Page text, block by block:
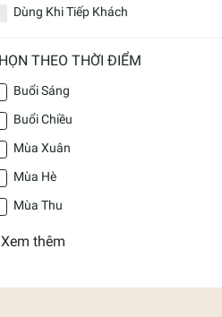
Dùng Khi Tiếp Khách
THEO THỜI ĐIỂM
Buổi Sáng
Buổi Chiều
Mùa Xuân
Mùa Hè
Mùa Thu
Xem thêm